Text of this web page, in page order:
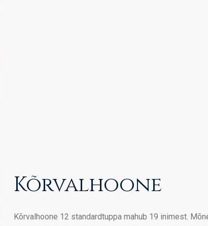
Kõrvalhoone
Kõrvalhoone 12 standardtuppa mahub 19 inimest.